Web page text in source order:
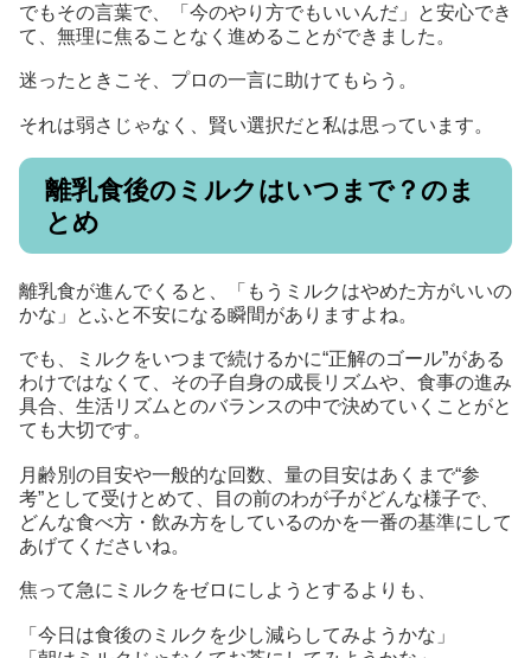
でもその言葉で、「今のやり方でもいいんだ」と安心でき
て、無理に焦ることなく進めることができました。
迷ったときこそ、プロの一言に助けてもらう。
それは弱さじゃなく、賢い選択だと私は思っています。
離乳食後のミルクはいつまで？のま
とめ
離乳食が進んでくると、「もうミルクはやめた方がいいの
かな」とふと不安になる瞬間がありますよね。
でも、ミルクをいつまで続けるかに“正解のゴール”がある
わけではなくて、その子自身の成長リズムや、食事の進み
具合、生活リズムとのバランスの中で決めていくことがと
ても大切です。
月齢別の目安や一般的な回数、量の目安はあくまで“参
考”として受けとめて、目の前のわが子がどんな様子で、
どんな食べ方・飲み方をしているのかを一番の基準にして
あげてくださいね。
焦って急にミルクをゼロにしようとするよりも、
「今日は食後のミルクを少し減らしてみようかな」